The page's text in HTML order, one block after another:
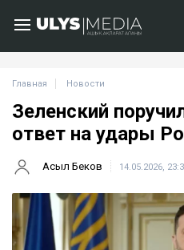
Главная Новости
Зеленский
ответ на удары
Асыл Беков 14.05.2026,